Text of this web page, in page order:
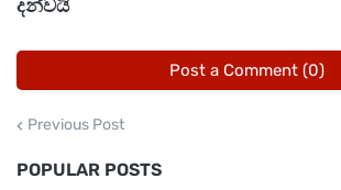
දන්වයි
Post a Comment (0)
Previous Post
POPULAR POSTS